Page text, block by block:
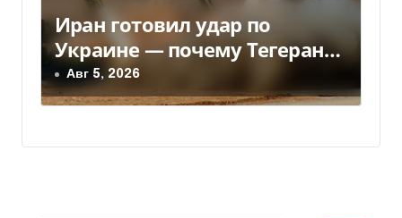
Иран готовил удар по
Украине — почему Тегеран
передумал
Авг 5, 2026